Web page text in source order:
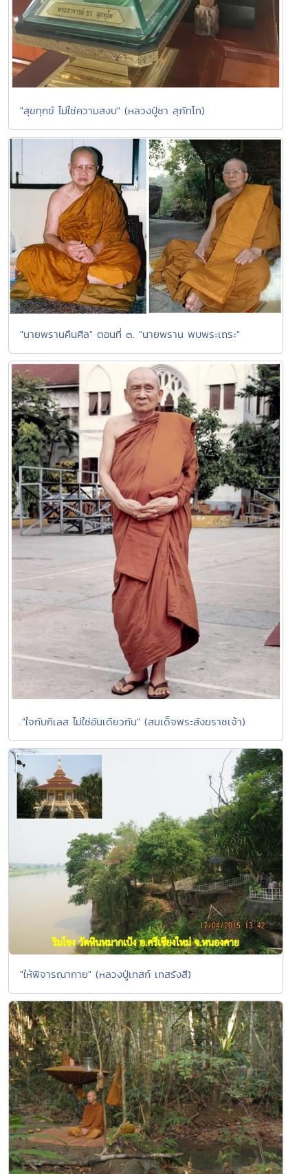
"สุขทุกข์ ไม่ใช่ความสงบ" (หลวงปู่ชา สุภัทโท)
"นายพรานคืนศีล" ตอนที่ ๓. "นายพราน พบพระเถระ"
."ใจกับกิเลส ไม่ใช่อันเดียวกัน" (สมเด็จพระสังฆราชเจ้า)
"ให้พิจารณากาย" (หลวงปู่เทสก์ เทสรังสี)